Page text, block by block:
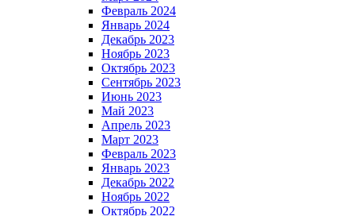
Февраль 2024
Январь 2024
Декабрь 2023
Ноябрь 2023
Октябрь 2023
Сентябрь 2023
Июнь 2023
Май 2023
Апрель 2023
Март 2023
Февраль 2023
Январь 2023
Декабрь 2022
Ноябрь 2022
Октябрь 2022